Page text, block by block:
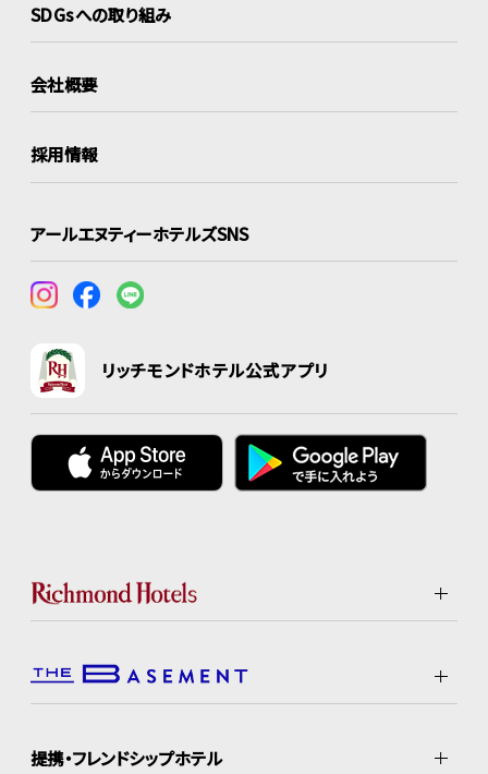
SDGsへの取り組み
会社概要
採用情報
アールエヌティーホテルズSNS
リッチモンドホテル公式アプリ
提携・フレンドシップホテル